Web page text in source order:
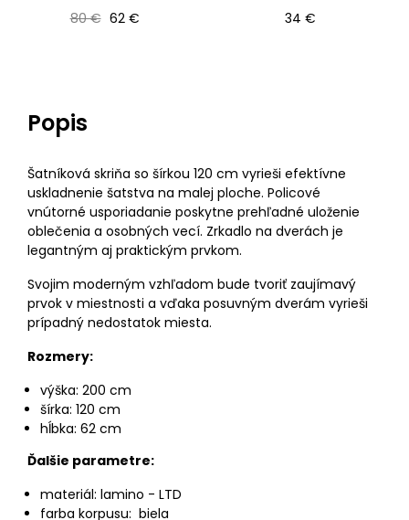
Bežná cena
80 € Cena
62 €
Cena
34 €
Popis
Šatníková skriňa so šírkou 120 cm vyrieši efektívne
uskladnenie šatstva na malej ploche. Policové
vnútorné usporiadanie poskytne prehľadné uloženie
oblečenia a osobných vecí. Zrkadlo na dverách je
legantným aj praktickým prvkom.
Svojim moderným vzhľadom bude tvoriť zaujímavý
prvok v miestnosti a vďaka posuvným dverám vyrieši
prípadný nedostatok miesta.
Rozmery:
výška: 200 cm
šírka: 120 cm
hĺbka: 62 cm
Ďalšie parametre:
materiál: lamino - LTD
farba korpusu: biela